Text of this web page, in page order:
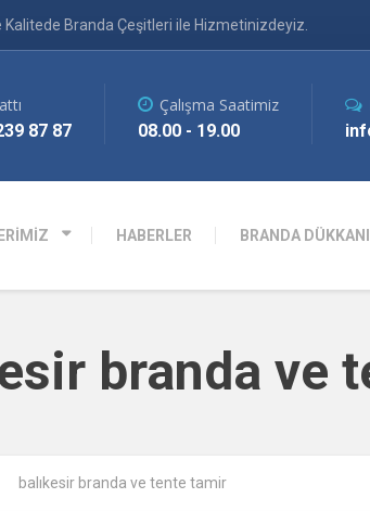
Kalitede Branda Çeşitleri ile Hizmetinizdeyiz.
HABERLER BRANDA DÜKKANI
87 87
Çalışma Saatimiz
08.00 - 19.00
branda ve
balıkesir branda ve tente tamir